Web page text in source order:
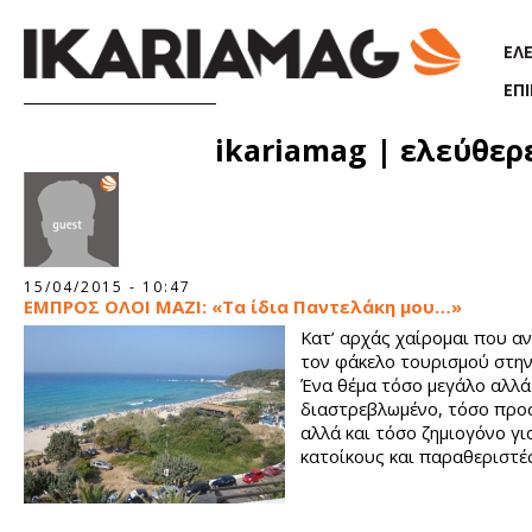
ikariamag |
15/04/2015 - 10:47
ΕΜΠΡΟΣ ΟΛΟΙ ΜΑΖΙ: «Τα ίδια Παντελάκη μου…»
Κατ’ αρχάς χαίρομαι που
τον φάκελο τουρισμού στην
Ένα θέμα τόσο μεγάλο αλλά
διαστρεβλωμένο, τόσο
αλλά και τόσο ζημιογόνο
κατοίκους και